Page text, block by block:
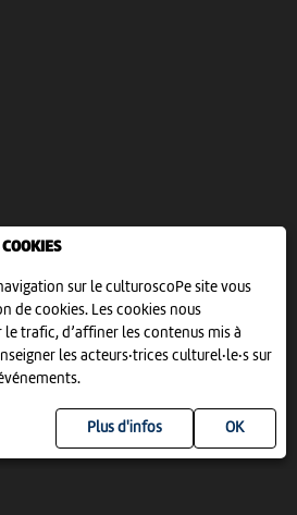
sur le culturoscoPe site vous
de cookies. Les cookies nous
trafic, d’affiner les contenus mis à
les acteurs·trices culturel·le·s sur
Plus d'infos